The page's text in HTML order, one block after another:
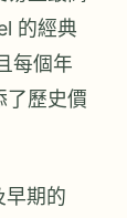
的經典
每個年
了歷史價
早期的